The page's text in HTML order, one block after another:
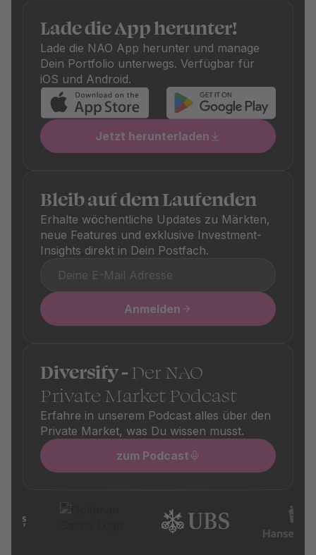
schaffen es auf unsere Plattform. Zusätzlich fallen je nach
Fonds einmalige Kauf- und Verkaufsgebühren an, die
ebenfalls transparent ausgewiesen sind. Diese
unterscheiden sich je nach Produkt und sind in den
jeweiligen Produktdetails klar ersichtlich.
Lade die App herunter!
Lade die NAO App herunter und manage
Dein Portfolio unterwegs. Verfügbar für
iOS und Android.
Jetzt herunterladen
Bleib auf dem Laufenden
Erhalte wöchentliche Updates zu Märkten,
neue Features und exklusive Investment-
Insights direkt in Dein Postfach.
Anmelden
Diversify -Der NAO
Private Market Podcast
Erfahre in unserem Podcast alles über den
Private Market, was Du wissen musst.
zum Podcast